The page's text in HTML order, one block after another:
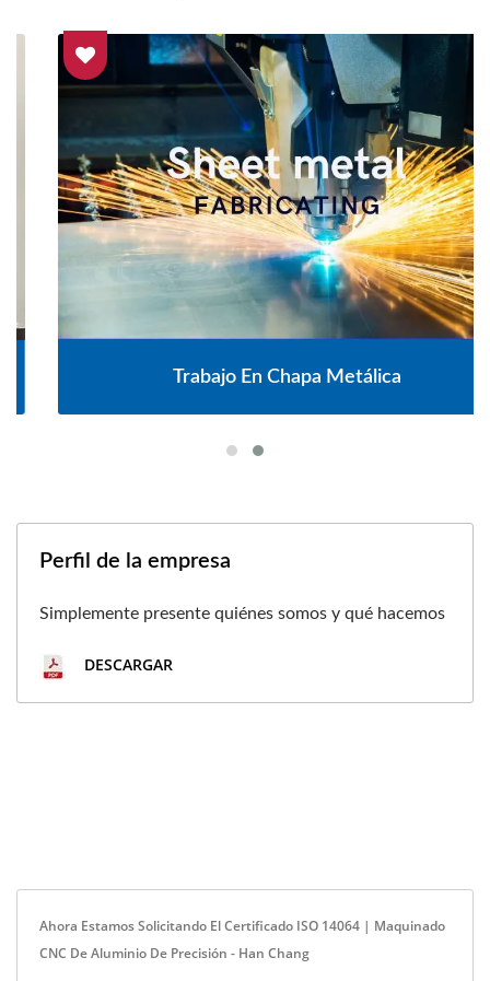
Trabajo En Chapa Metálica
Perfil de la empresa
Simplemente presente quiénes somos y qué hacemos
DESCARGAR
Ahora Estamos Solicitando El Certificado ISO 14064 | Maquinado
CNC De Aluminio De Precisión - Han Chang